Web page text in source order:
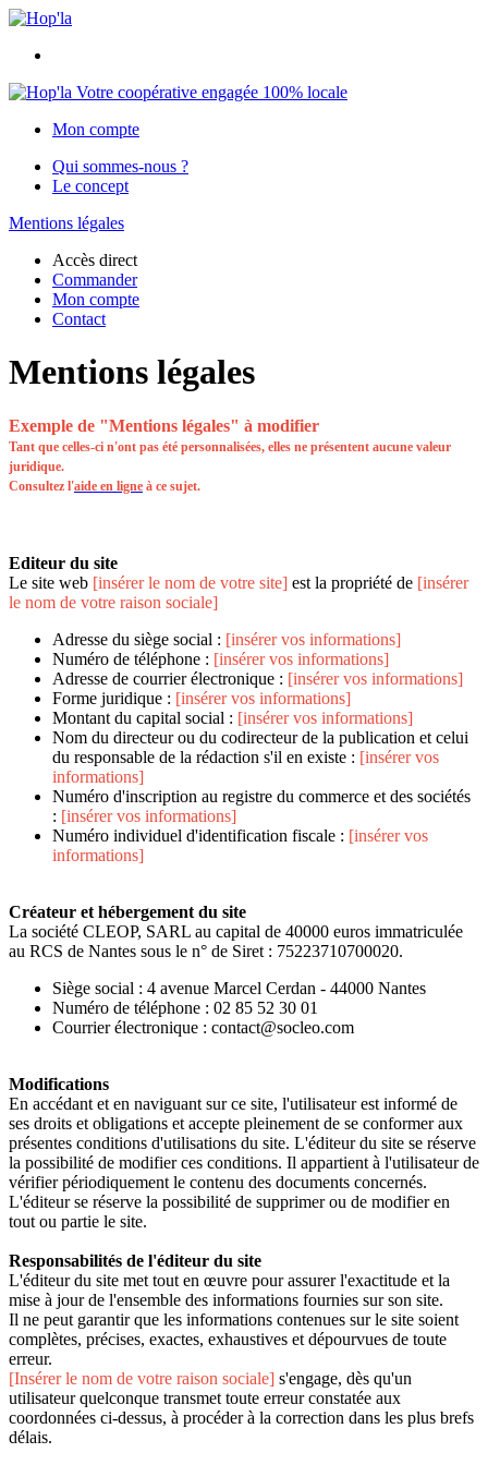
Votre coopérative engagée 100% locale
Mon compte
Qui sommes-nous ?
Le concept
Mentions légales
Accès direct
Commander
Mon compte
Contact
Mentions légales
Exemple de "Mentions légales" à modifier
Tant que celles-ci n'ont pas été personnalisées, elles ne présentent aucune valeur
juridique.
Consultez l'aide en ligne à ce sujet.
Editeur du site
Le site web [insérer le nom de votre site] est la propriété de [insérer
le nom de votre raison sociale]
Adresse du siège social : [insérer vos informations]
Numéro de téléphone : [insérer vos informations]
Adresse de courrier électronique : [insérer vos informations]
Forme juridique : [insérer vos informations]
Montant du capital social : [insérer vos informations]
Nom du directeur ou du codirecteur de la publication et celui
du responsable de la rédaction s'il en existe : [insérer vos
informations]
Numéro d'inscription au registre du commerce et des sociétés
: [insérer vos informations]
Numéro individuel d'identification fiscale : [insérer vos
informations]
Créateur et hébergement du site
La société CLEOP, SARL au capital de 40000 euros immatriculée
au RCS de Nantes sous le n° de Siret : 75223710700020.
Siège social : 4 avenue Marcel Cerdan - 44000 Nantes
Numéro de téléphone : 02 85 52 30 01
Courrier électronique : contact@socleo.com
Modifications
En accédant et en naviguant sur ce site, l'utilisateur est informé de
ses droits et obligations et accepte pleinement de se conformer aux
présentes conditions d'utilisations du site. L'éditeur du site se réserve
la possibilité de modifier ces conditions. Il appartient à l'utilisateur de
vérifier périodiquement le contenu des documents concernés.
L'éditeur se réserve la possibilité de supprimer ou de modifier en
tout ou partie le site.
Responsabilités de l'éditeur du site
L'éditeur du site met tout en œuvre pour assurer l'exactitude et la
mise à jour de l'ensemble des informations fournies sur son site.
Il ne peut garantir que les informations contenues sur le site soient
complètes, précises, exactes, exhaustives et dépourvues de toute
erreur.
[Insérer le nom de votre raison sociale] s'engage, dès qu'un
utilisateur quelconque transmet toute erreur constatée aux
coordonnées ci-dessus, à procéder à la correction dans les plus brefs
délais.